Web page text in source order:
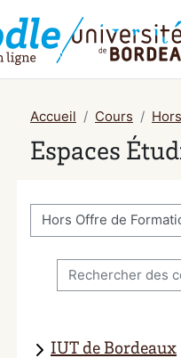
Accueil Cours
Espaces
Catégories de cours
Rechercher des cours
IUT de Bordeaux